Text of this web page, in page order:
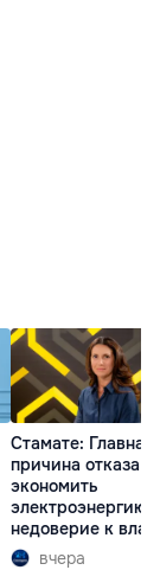
Стамате: Главная
причина отказа
экономить
электроэнергию
недоверие к
вчера